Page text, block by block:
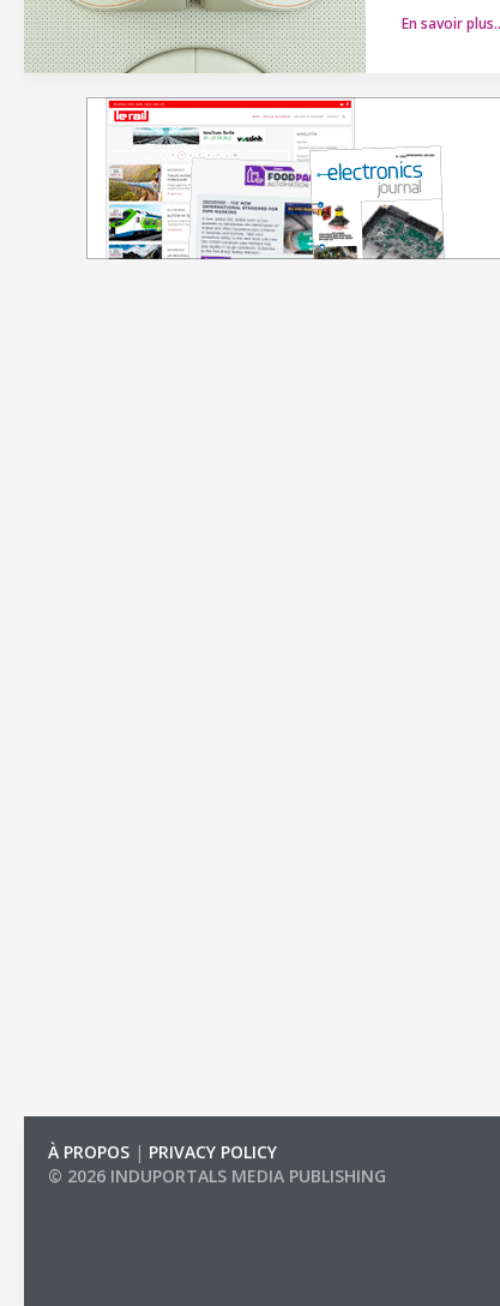
En savoir
À PROPOS | PRIVACY POLICY
© 2026 INDUPORTALS MEDIA PUBLISHING